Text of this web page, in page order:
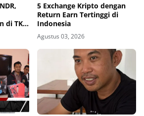
di TKP
5 Exchange Kripto dengan
Return Earn Tertinggi di
Indonesia
Agustus 03, 2026